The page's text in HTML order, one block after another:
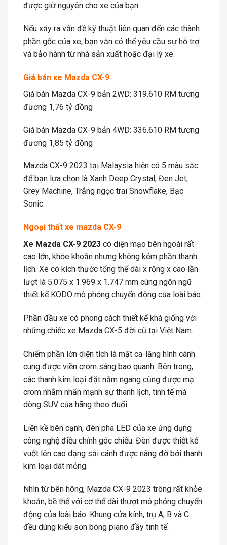
được giữ nguyên cho xe của bạn.
Nếu xảy ra vấn đề kỹ thuật liên quan đến các thành
phần gốc của xe, bạn vẫn có thể yêu cầu sự hỗ trợ
và bảo hành từ nhà sản xuất hoặc đại lý xe.
Giá bán xe Mazda CX-9
Giá bán Mazda CX-9 bản 2WD: 319.610 RM tương
đương 1,76 tỷ đồng
Giá bán Mazda CX-9 bản 4WD: 336.610 RM tương
đương 1,85 tỷ đồng
Mazda CX-9 2023 tại Malaysia hiện có 5 màu sắc
để bạn lựa chọn là Xanh Deep Crystal, Đen Jet,
Grey Machine, Trắng ngọc trai Snowflake, Bạc
Sonic.
Ngoại thất xe mazda CX-9
Xe Mazda CX-9 2023 có diện mạo bên ngoài rất
cao lớn, khỏe khoắn nhưng không kém phần thanh
lịch. Xe có kích thước tổng thể dài x rộng x cao lần
lượt là 5.075 x 1.969 x 1.747 mm cùng ngôn ngữ
thiết kế KODO mô phỏng chuyển động của loài báo.
Phần đầu xe có phong cách thiết kế khá giống với
những chiếc xe Mazda CX-5 đời cũ tại Việt Nam.
Chiếm phần lớn diện tích là mặt ca-lăng hình cánh
cung được viền crom sáng bao quanh. Bên trong,
các thanh kim loại đặt nằm ngang cũng được mạ
crom nhằm nhấn mạnh sự thanh lịch, tinh tế mà
dòng SUV của hãng theo đuổi.
Liền kề bên cạnh, đèn pha LED của xe ứng dụng
công nghệ điều chỉnh góc chiếu. Đèn được thiết kế
vuốt lên cao dạng sải cánh được nâng đỡ bởi thanh
kim loại dát mỏng.
Nhìn từ bên hông, Mazda CX-9 2023 trông rất khỏe
khoắn, bề thế với cơ thể dài thượt mô phỏng chuyển
động của loài báo. Khung cửa kính, trụ A, B và C
đều dùng kiểu sơn bóng piano đầy tinh tế.